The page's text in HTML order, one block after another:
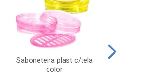
Saboneteira plast c/tela
color